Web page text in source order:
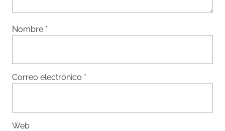
Nombre *
Correo electrónico *
Web